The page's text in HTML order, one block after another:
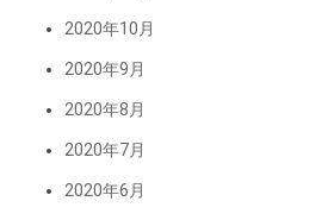
2020年10月
2020年9月
2020年8月
2020年7月
2020年6月